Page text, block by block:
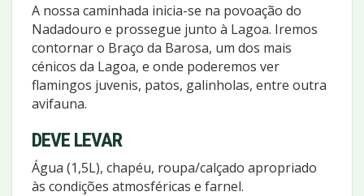
A nossa caminhada inicia-se na povoação do
Nadadouro e prossegue junto à Lagoa. Iremos
contornar o Braço da Barosa, um dos mais
cénicos da Lagoa, e onde poderemos ver
flamingos juvenis, patos, galinholas, entre outra
avifauna.
DEVE LEVAR
Água (1,5L), chapéu, roupa/calçado apropriado
às condições atmosféricas e farnel.